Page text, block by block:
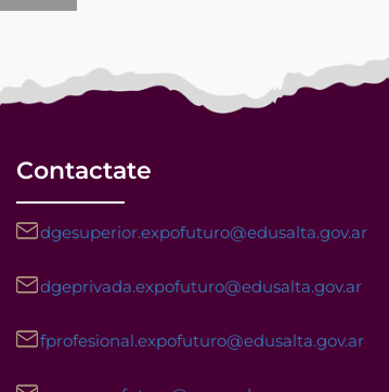
Contactate
dgesuperior.expofuturo@edusalta.gov.ar
dgeprivada.expofuturo@edusalta.gov.ar
fprofesional.expofuturo@edusalta.gov.ar